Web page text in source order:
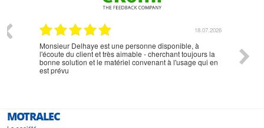
18.07.2026
Monsieur Delhaye est une personne disponible, à
l'écoute du client et très aimable - cherchant toujours la
bonne solution et le matériel convenant à l'usage qui en
est prévu
MOTRALEC